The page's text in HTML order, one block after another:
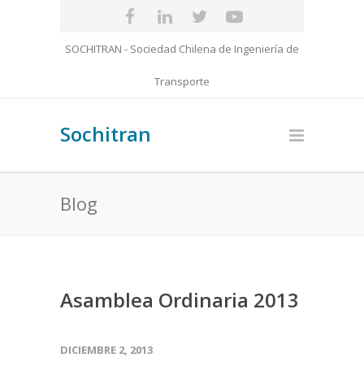
SOCHITRAN - Sociedad Chilena de Ingeniería de
Transporte
Sochitran
Blog
Asamblea Ordinaria 2013
DICIEMBRE 2, 2013